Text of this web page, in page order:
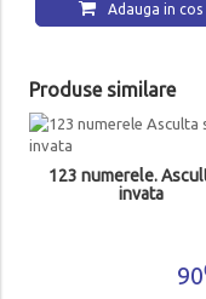
Adauga in cos
Produse similare
123 numerele.
invata
90